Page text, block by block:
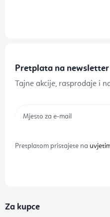
Pretplata na newsletter
Tajne akcije, rasprodaje i
Pretplatom pristajete na
Za kupce